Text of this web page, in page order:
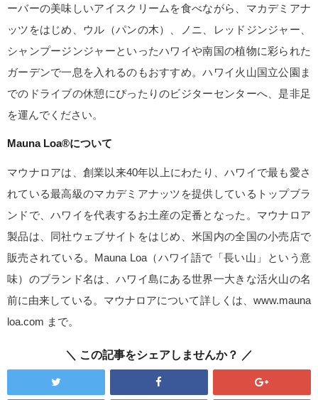
ーバーの美味しいアイスクリームを食べながら、マカデミアナ
ッツをはじめ、ウル（パンの木）、ノニ、レッドジンジャー、
シャンプージンジャーといったハワイや南国の植物に彩られた
ガーデンで一息を入れるのもおすすめ。ハワイ火山国立公園ま
でのドライブの休憩にぴったりのビジターセンターへ、是非足
を運んでください。
Mauna Loa®について
マウナロアは、創業以来40年以上にわたり、ハワイで最も愛さ
れている最高級のマカデミアナッツを提供しているトップブラ
ンドで、ハワイを代表するお土産の定番となった。マウナロア
製品は、同社ウェブサイトをはじめ、米国内の全国の小売店で
販売されている。Mauna Loa（ハワイ語で「長い山」という意
味）のブランド名は、ハワイ島にある世界一大きな活火山の名
前に由来している。マウナロアについて詳しくは、www.mauna
loa.com まで。
この記事をシェアしませんか？